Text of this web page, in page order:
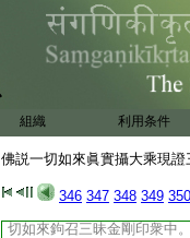
組織 利用条件
佛説一切如來眞實攝大乘現證
346 347 348 349 350
由諸如來遍塗香 普熏一切
此名一切如來遍入智大菩提
如來法光明。戒定慧解脱解
香。是即一切如來教令事業
爾時世尊大毘盧遮那如來。
三昧鉤大士三昧。出生薩埵
一切如來印衆 3 生。從自
嚩日
二合
引
酤舍 一
句
纔出一切如來心時。具徳持
切如來鉤召三昧金剛印衆中